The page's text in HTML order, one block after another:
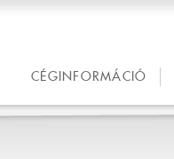
CÉGINFORMÁCIÓ